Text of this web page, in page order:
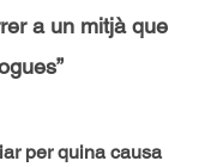
a un mitjà que
per quina causa